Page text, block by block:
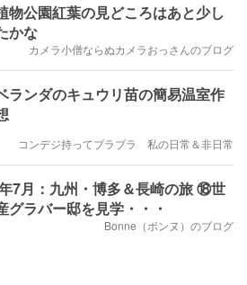
物公園紅葉の見どころはあと少し
かな
カメラ小僧ならぬカメラおっさんのブログ
ランダのキュウリ苗の簡易温室作
コンデジ持ってブラブラ 私の日常＆非日常
7月：九州・博多＆長崎の旅 ⑱世
グラバー邸を見学・・・
Bonne（ボンヌ）のブログ